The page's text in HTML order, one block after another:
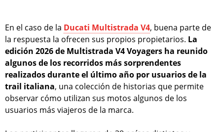
En el caso de la Ducati Multistrada V4, buena parte de
la respuesta la ofrecen sus propios propietarios. La
edición 2026 de Multistrada V4 Voyagers ha reunido
algunos de los recorridos más sorprendentes
realizados durante el último año por usuarios de la
trail italiana, una colección de historias que permite
observar cómo utilizan sus motos algunos de los
usuarios más viajeros de la marca.